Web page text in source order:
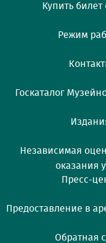
Купить
Режим
Госкаталог
Независимая
оказания
Пресс-
Предоставление в
Обратная